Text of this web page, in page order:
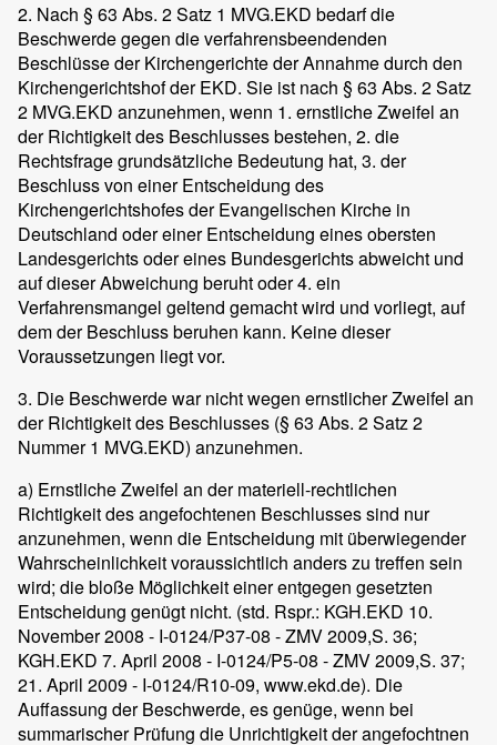
2. Nach § 63 Abs. 2 Satz 1 MVG.EKD bedarf die
Beschwerde gegen die verfahrensbeendenden
Beschlüsse der Kirchengerichte der Annahme durch den
Kirchengerichtshof der EKD. Sie ist nach § 63 Abs. 2 Satz
2 MVG.EKD anzunehmen, wenn 1. ernstliche Zweifel an
der Richtigkeit des Beschlusses bestehen, 2. die
Rechtsfrage grundsätzliche Bedeutung hat, 3. der
Beschluss von einer Entscheidung des
Kirchengerichtshofes der Evangelischen Kirche in
Deutschland oder einer Entscheidung eines obersten
Landesgerichts oder eines Bundesgerichts abweicht und
auf dieser Abweichung beruht oder 4. ein
Verfahrensmangel geltend gemacht wird und vorliegt, auf
dem der Beschluss beruhen kann. Keine dieser
Voraussetzungen liegt vor.
3. Die Beschwerde war nicht wegen ernstlicher Zweifel an
der Richtigkeit des Beschlusses (§ 63 Abs. 2 Satz 2
Nummer 1 MVG.EKD) anzunehmen.
a) Ernstliche Zweifel an der materiell-rechtlichen
Richtigkeit des angefochtenen Beschlusses sind nur
anzunehmen, wenn die Entscheidung mit überwiegender
Wahrscheinlichkeit voraussichtlich anders zu treffen sein
wird; die bloße Möglichkeit einer entgegen gesetzten
Entscheidung genügt nicht. (std. Rspr.: KGH.EKD 10.
November 2008 - I-0124/P37-08 - ZMV 2009,S. 36;
KGH.EKD 7. April 2008 - I-0124/P5-08 - ZMV 2009,S. 37;
21. April 2009 - I-0124/R10-09, www.ekd.de). Die
Auffassung der Beschwerde, es genüge, wenn bei
summarischer Prüfung die Unrichtigkeit der angefochtnen